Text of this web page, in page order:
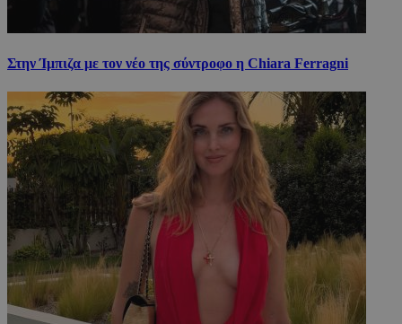
Στην Ίμπιζα με τον νέο της σύντροφο η Chiara Ferragni